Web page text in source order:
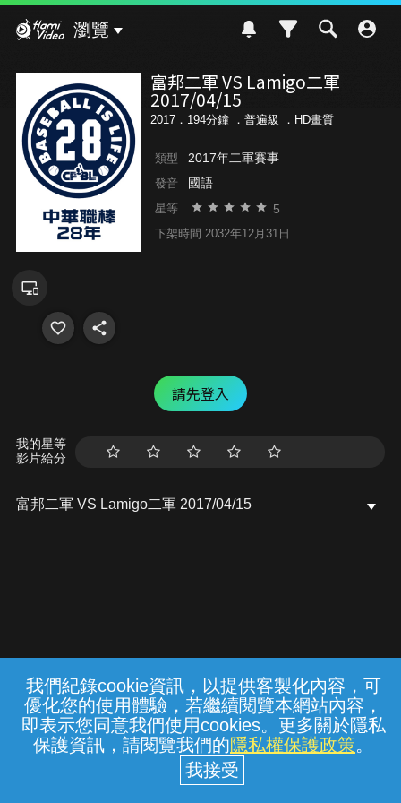
我們紀錄cookie資訊，以提供客製化內容，可
優化您的使用體驗，若繼續閱覽本網站內容，
即表示您同意我們使用cookies。更多關於隱私
保護資訊，請閱覽我們的隱私權保護政策。
瀏覽
富邦二軍 VS Lamigo二軍
2017/04/15
2017．194分鐘 ． 普遍級 ．HD畫質
類型 2017年二軍賽事
發音 國語
星等 5
下架時間 2032年12月31日
請先登入
我的星等
影片給分
富邦二軍 VS Lamigo二軍 2017/04/15
常見問題 線上客服 服務條款 隱私權保護
中華電信股份有限公司個人家庭分公司
(統一編號：96979949) © 2026
{{notifyMsg}}